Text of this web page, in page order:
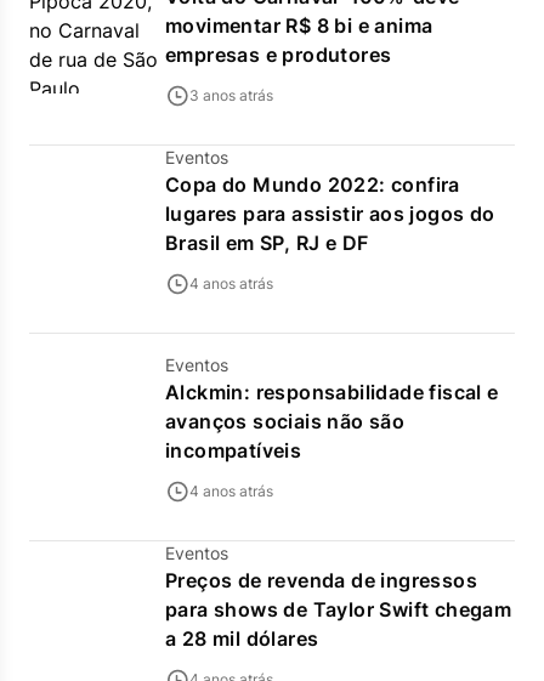
movimentar R$ 8 bi e anima
empresas e produtores
3 anos atrás
Eventos
Copa do Mundo 2022: confira
lugares para assistir aos jogos do
Brasil em SP, RJ e DF
4 anos atrás
Eventos
Alckmin: responsabilidade fiscal e
avanços sociais não são
incompatíveis
4 anos atrás
Eventos
Preços de revenda de ingressos
para shows de Taylor Swift chegam
a 28 mil dólares